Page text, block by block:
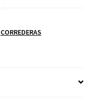
CORREDERAS